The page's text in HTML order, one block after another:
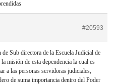
#20593
Sub directora de la Escuela Judicial de
misión de esta dependencia la cual es
a las personas servidoras judiciales,
de suma importancia dentro del Poder